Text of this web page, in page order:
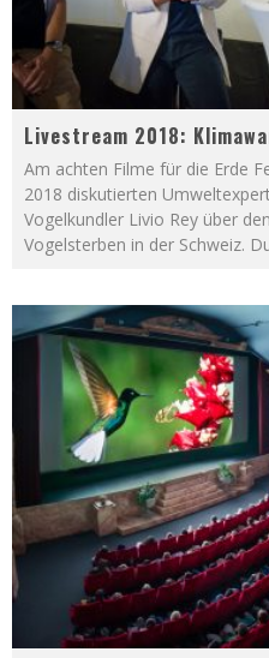
Livestream 2018:
Am achten Filme für die Erde
2018 diskutierten
Vogelkundler Livio Rey über
Vogelsterben in der Schweiz.